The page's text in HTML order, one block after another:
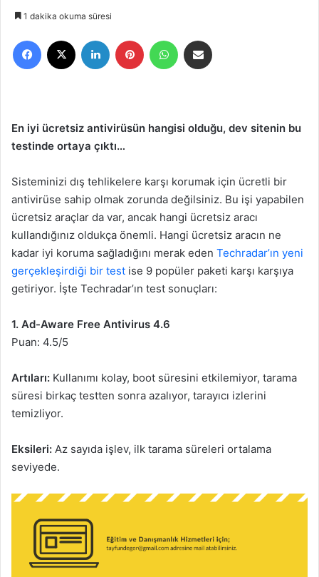
e
-
t
a
ö
n
d
e
r
m
e
1 dakika okuma süresi
En iyi ücretsiz antivirüsün hangisi olduğu, dev sitenin bu
testinde ortaya çıktı…
Sisteminizi dış tehlikelere karşı korumak için ücretli bir
antivirüse sahip olmak zorunda değilsiniz. Bu işi yapabilen
ücretsiz araçlar da var, ancak hangi ücretsiz aracı
kullandığınız oldukça önemli. Hangi ücretsiz aracın ne
kadar iyi koruma sağladığını merak eden Techradar’ın yeni
gerçekleşirdiği bir test ise 9 popüler paketi karşı karşıya
getiriyor. İşte Techradar’ın test sonuçları:
1. Ad-Aware Free Antivirus 4.6
Puan: 4.5/5
Artıları: Kullanımı kolay, boot süresini etkilemiyor, tarama
süresi birkaç testten sonra azalıyor, tarayıcı izlerini
temizliyor.
Eksileri: Az sayıda işlev, ilk tarama süreleri ortalama
seviyede.